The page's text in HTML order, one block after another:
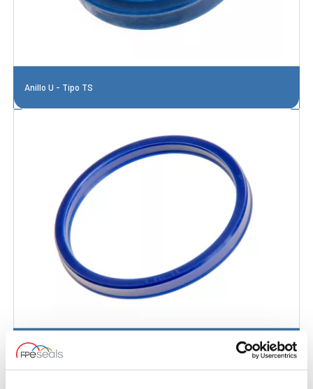
Anillo U - Tipo TS
Anillo U - Tipo TS - Labio Extra